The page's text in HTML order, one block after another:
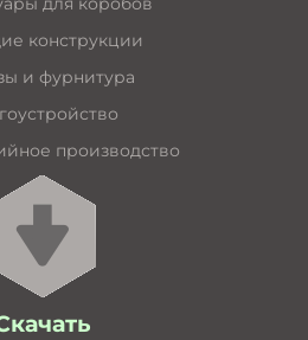
конструкции
и фурнитура
производство